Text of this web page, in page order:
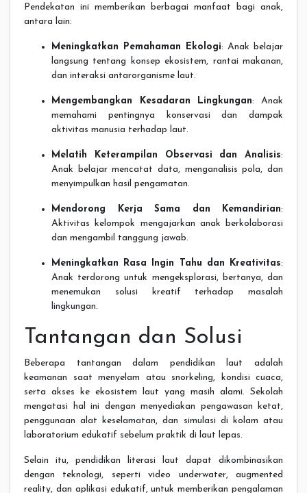
Pendekatan ini memberikan berbagai manfaat bagi anak,
antara lain:
Meningkatkan Pemahaman Ekologi: Anak belajar
langsung tentang konsep ekosistem, rantai makanan,
dan interaksi antarorganisme laut.
Mengembangkan Kesadaran Lingkungan: Anak
memahami pentingnya konservasi dan dampak
aktivitas manusia terhadap laut.
Melatih Keterampilan Observasi dan Analisis:
Anak belajar mencatat data, menganalisis pola, dan
menyimpulkan hasil pengamatan.
Mendorong Kerja Sama dan Kemandirian:
Aktivitas kelompok mengajarkan anak berkolaborasi
dan mengambil tanggung jawab.
Meningkatkan Rasa Ingin Tahu dan Kreativitas:
Anak terdorong untuk mengeksplorasi, bertanya, dan
menemukan solusi kreatif terhadap masalah
lingkungan.
Tantangan dan Solusi
Beberapa tantangan dalam pendidikan laut adalah
keamanan saat menyelam atau snorkeling, kondisi cuaca,
serta akses ke ekosistem laut yang masih alami. Sekolah
mengatasi hal ini dengan menyediakan pengawasan ketat,
penggunaan alat keselamatan, dan simulasi di kolam atau
laboratorium edukatif sebelum praktik di laut lepas.
Selain itu, pendidikan literasi laut dapat dikombinasikan
dengan teknologi, seperti video underwater, augmented
reality, dan aplikasi edukatif, untuk memberikan pengalaman